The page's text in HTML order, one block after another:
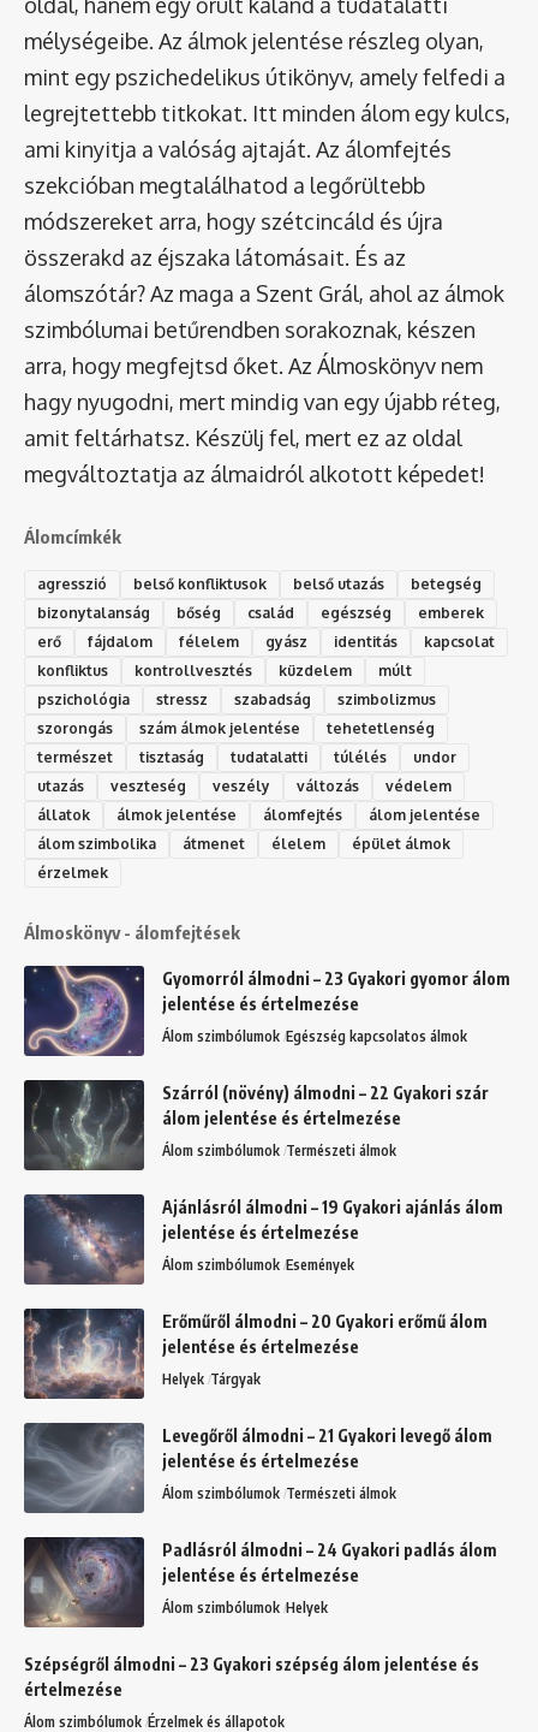
mélységeibe. Az álmok jelentése részleg olyan,
mint egy pszichedelikus útikönyv, amely felfedi a
legrejtettebb titkokat. Itt minden álom egy kulcs,
ami kinyitja a valóság ajtaját. Az álomfejtés
szekcióban megtalálhatod a legőrültebb
módszereket arra, hogy szétcincáld és újra
összerakd az éjszaka látomásait. És az
álomszótár? Az maga a Szent Grál, ahol az álmok
szimbólumai betűrendben sorakoznak, készen
arra, hogy megfejtsd őket. Az Álmoskönyv nem
hagy nyugodni, mert mindig van egy újabb réteg,
amit feltárhatsz. Készülj fel, mert ez az oldal
megváltoztatja az álmaidról alkotott képedet!
Álomcímkék
agresszió belső konfliktusok belső utazás
betegség
bizonytalanság
bőség család egészség
emberek
erő
fájdalom félelem gyász identitás
kapcsolat
konfliktus
kontrollvesztés küzdelem
múlt
pszichológia
stressz szabadság
szimbolizmus
szorongás
szám álmok jelentése
tehetetlenség
természet
tisztaság tudatalatti túlélés
undor
utazás
veszteség veszély változás
védelem
állatok
álmok jelentése álomfejtés
álom jelentése
álom szimbolika
átmenet élelem
épület álmok
érzelmek
Álmoskönyv - álomfejtések
Gyomorról álmodni – 23 Gyakori gyomor álom
jelentése és értelmezése
Álom szimbólumok Egészség kapcsolatos álmok
Szárról (növény) álmodni – 22 Gyakori szár
álom jelentése és értelmezése
Álom szimbólumok Természeti álmok
Ajánlásról álmodni – 19 Gyakori ajánlás álom
jelentése és értelmezése
Álom szimbólumok Események
Erőműről álmodni – 20 Gyakori erőmű álom
jelentése és értelmezése
Helyek Tárgyak
Levegőről álmodni – 21 Gyakori levegő álom
jelentése és értelmezése
Álom szimbólumok Természeti álmok
Padlásról álmodni – 24 Gyakori padlás álom
jelentése és értelmezése
Álom szimbólumok Helyek
Szépségről álmodni – 23 Gyakori szépség álom jelentése és
értelmezése
Álom szimbólumok Érzelmek és állapotok